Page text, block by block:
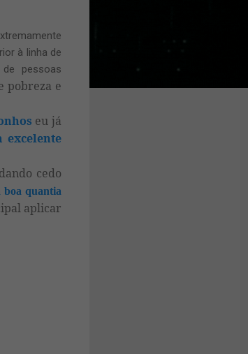
à linha de
pessoas
pobreza e
eu já
excelente
cedo
boa quantia
aplicar